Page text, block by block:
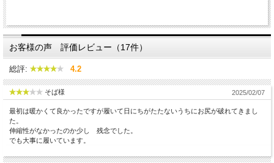
お客様の声 評価レビュー（17件）
総評: 4.2
そば様 2025/02/07
最初は暖かくて良かったですが履いて日にちがたたないうちにお尻が破れてきまし
た。
伸縮性がなかったのか少し 残念でした。
でも大事に履いています。